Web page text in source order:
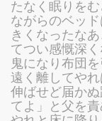
たなく眠りを
ながらのベッ
きくなったな
てつい感慨深
鬼になり布団
遠く離してや
伸ばせど届か
てよ」と父を